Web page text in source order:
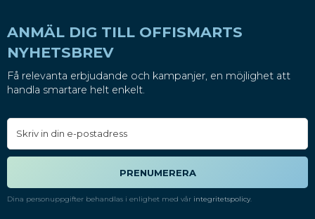
ANMÄL DIG TILL OFFISMARTS
NYHETSBREV
Få relevanta erbjudande och kampanjer, en möjlighet att
handla smartare helt enkelt.
PRENUMERERA
Dina personuppgifter behandlas i enlighet med vår integritetspolicy.